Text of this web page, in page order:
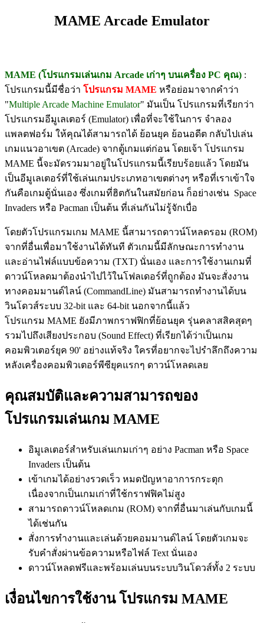
MAME Arcade Emulator
MAME (โปรแกรมเล่นเกม Arcade เก่าๆ บนเครื่อง PC คุณ) :
โปรแกรมนี้มีชื่อว่า โปรแกรม MAME หรือย่อมาจากคำว่า
"Multiple Arcade Machine Emulator" มันเป็น โปรแกรมที่เรียกว่า
โปรแกรมอีมูเลเตอร์ (Emulator) เพื่อที่จะใช้ในการ จำลอง
แพลตฟอร์ม ให้คุณได้สามารถได้ ย้อนยุค ย้อนอดีต กลับไปเล่น
เกมแนวอาเขต (Arcade) จากตู้เกมแต่ก่อน โดยเจ้า โปรแกรม
MAME นี้จะมัดรวมมาอยู่ในโปรแกรมนี้เรียบร้อยแล้ว โดยมัน
เป็นอีมูเลเตอร์ที่ใช้เล่นเกมประเภทอาเขตต่างๆ หรือที่เราเข้าใจ
กันคือเกมตู้นั่นเอง ซึ่งเกมที่ฮิตกันในสมัยก่อน ก็อย่างเช่น Space
Invaders หรือ Pacman เป็นต้น ที่เล่นกันไม่รู้จักเบื่อ
โดยตัวโปรแกรมเกม MAME นี้สามารถดาวน์โหลดรอม (ROM)
จากที่อื่นเพื่อมาใช้งานได้ทันที ตัวเกมนี้มีลักษณะการทำงาน
และอ่านไฟล์แบบข้อความ (TXT) นั่นเอง และการใช้งานเกมที่
ดาวน์โหลดมาต้องนำไปไว้ในโฟลเดอร์ที่ถูกต้อง มันจะสั่งงาน
ทางคอมมานด์ไลน์ (CommandLine) มันสามารถทำงานได้บน
วินโดวส์ระบบ 32-bit และ 64-bit นอกจากนี้แล้ว
โปรแกรม MAME ยังมีภาพกราฟฟิกที่ย้อนยุค รุ่นคลาสสิคสุดๆ
รวมไปถึงเสียงประกอบ (Sound Effect) ที่เรียกได้ว่าเป็นเกม
คอมพิวเตอร์ยุค 90' อย่างแท้จริง ใครที่อยากจะไปรำลึกถึงความ
หลังเครื่องคอมพิวเตอร์พีซียุคแรกๆ ดาวน์โหลดเลย
คุณสมบัติและความสามารถของ
โปรแกรมเล่นเกม MAME
อิมูเลเตอร์สำหรับเล่นเกมเก่าๆ อย่าง Pacman หรือ Space
Invaders เป็นต้น
เข้าเกมได้อย่างรวดเร็ว หมดปัญหาอาการกระตุก
เนื่องจากเป็นเกมเก่าที่ใช้กราฟฟิคไม่สูง
สามารถดาวน์โหลดเกม (ROM) จากที่อื่นมาเล่นกับเกมนี้
ได้เช่นกัน
สั่งการทำงานและเล่นด้วยคอมมานด์ไลน์ โดยตัวเกมจะ
รับคำสั่งผ่านข้อความหรือไฟล์ Text นั่นเอง
ดาวน์โหลดฟรีและพร้อมเล่นบนระบบวินโดวส์ทั้ง 2 ระบบ
เงื่อนไขการใช้งาน โปรแกรม MAME